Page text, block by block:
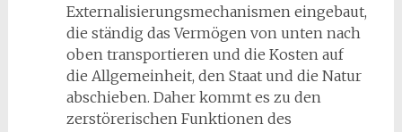
Externalisierungsmechanismen eingebaut,
die ständig das Vermögen von unten nach
oben transportieren und die Kosten auf
die Allgemeinheit, den Staat und die Natur
abschieben. Daher kommt es zu den
zerstörerischen Funktionen des